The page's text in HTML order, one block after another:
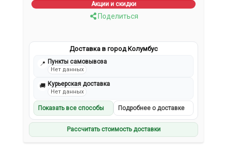
Акции и скидки
Поделиться
Доставка в город Колумбус
📍 Пункты самовывоза
Нет данных
🚚 Курьерская доставка
Нет данных
Показать все способы Подробнее о доставке
Рассчитать стоимость доставки